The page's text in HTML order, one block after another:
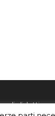
di didattica e